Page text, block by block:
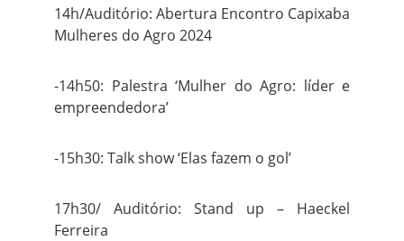
14h/Auditório: Abertura Encontro Capixaba
Mulheres do Agro 2024
-14h50: Palestra ‘Mulher do Agro: líder e
empreendedora’
-15h30: Talk show ‘Elas fazem o gol’
17h30/ Auditório: Stand up – Haeckel
Ferreira